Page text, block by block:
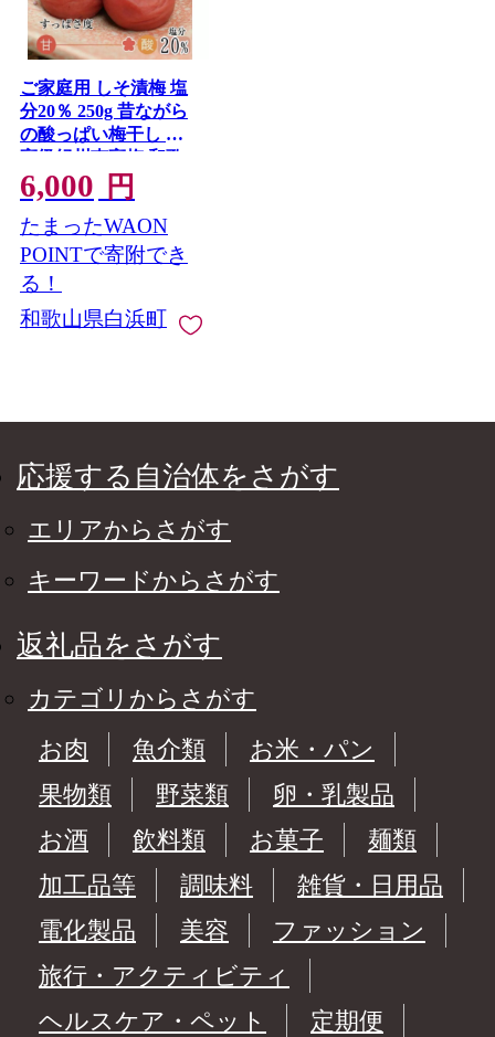
ご家庭用 しそ漬梅 塩
分20％ 250g 昔ながら
の酸っぱい梅干し 最
高級紀州南高梅 和歌
山県産 産地直送 福梅
本舗
6,000 円
たまったWAON
POINTで寄附でき
る！
和歌山県白浜町
応援する自治体をさがす
エリアからさがす
キーワードからさがす
返礼品をさがす
カテゴリからさがす
お肉
魚介類
お米・パン
果物類
野菜類
卵・乳製品
お酒
飲料類 お菓子
麺類
加工品等
調味料
雑貨・日用品
電化製品
美容
ファッション
旅行・アクティビティ
ヘルスケア・ペット
定期便